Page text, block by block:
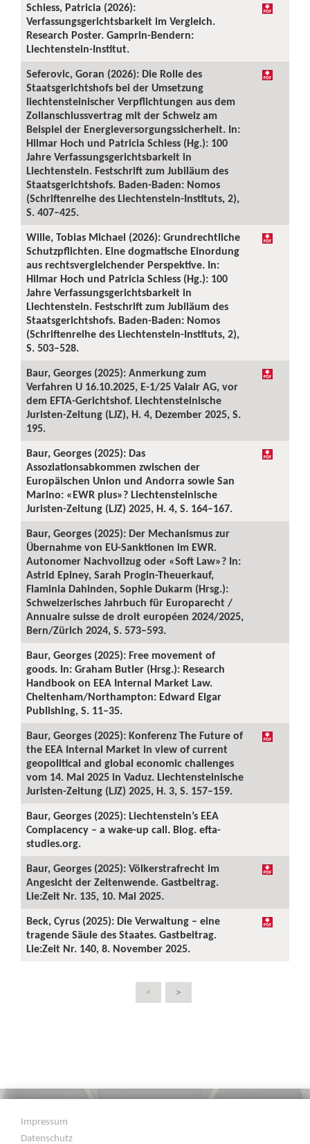
Schiess, Patricia (2026):
Verfassungsgerichtsbarkeit im Vergleich.
Research Poster. Gamprin-Bendern:
Liechtenstein-Institut.
Seferovic, Goran (2026): Die Rolle des
Staatsgerichtshofs bei der Umsetzung
liechtensteinischer Verpflichtungen aus dem
Zollanschlussvertrag mit der Schweiz am
Beispiel der Energieversorgungssicherheit. In:
Hilmar Hoch und Patricia Schiess (Hg.): 100
Jahre Verfassungsgerichtsbarkeit in
Liechtenstein. Festschrift zum Jubiläum des
Staatsgerichtshofs. Baden-Baden: Nomos
(Schriftenreihe des Liechtenstein-Instituts, 2),
S. 407–425.
Wille, Tobias Michael (2026): Grundrechtliche
Schutzpflichten. Eine dogmatische Einordung
aus rechtsvergleichender Perspektive. In:
Hilmar Hoch und Patricia Schiess (Hg.): 100
Jahre Verfassungsgerichtsbarkeit in
Liechtenstein. Festschrift zum Jubiläum des
Staatsgerichtshofs. Baden-Baden: Nomos
(Schriftenreihe des Liechtenstein-Instituts, 2),
S. 503–528.
Baur, Georges (2025): Anmerkung zum
Verfahren U 16.10.2025, E-1/25 Valair AG, vor
dem EFTA-Gerichtshof. Liechtensteinische
Juristen-Zeitung (LJZ), H. 4, Dezember 2025, S.
195.
Baur, Georges (2025): Das
Assoziationsabkommen zwischen der
Europäischen Union und Andorra sowie San
Marino: «EWR plus»? Liechtensteinische
Juristen-Zeitung (LJZ) 2025, H. 4, S. 164–167.
Baur, Georges (2025): Der Mechanismus zur
Übernahme von EU-Sanktionen im EWR.
Autonomer Nachvollzug oder «Soft Law»? In:
Astrid Epiney, Sarah Progin-Theuerkauf,
Flaminia Dahinden, Sophie Dukarm (Hrsg.):
Schweizerisches Jahrbuch für Europarecht /
Annuaire suisse de droit européen 2024/2025,
Bern/Zürich 2024, S. 573–593.
Baur, Georges (2025): Free movement of
goods. In: Graham Butler (Hrsg.): Research
Handbook on EEA Internal Market Law.
Cheltenham/Northampton: Edward Elgar
Publishing, S. 11–35.
Baur, Georges (2025): Konferenz The Future of
the EEA Internal Market in view of current
geopolitical and global economic challenges
vom 14. Mai 2025 in Vaduz. Liechtensteinische
Juristen-Zeitung (LJZ) 2025, H. 3, S. 157–159.
Baur, Georges (2025): Liechtenstein’s EEA
Complacency – a wake-up call. Blog. efta-
studies.org.
Baur, Georges (2025): Völkerstrafrecht im
Angesicht der Zeitenwende. Gastbeitrag.
Lie:Zeit Nr. 135, 10. Mai 2025.
Beck, Cyrus (2025): Die Verwaltung – eine
tragende Säule des Staates. Gastbeitrag.
Lie:Zeit Nr. 140, 8. November 2025.
< >
Impressum
Datenschutz